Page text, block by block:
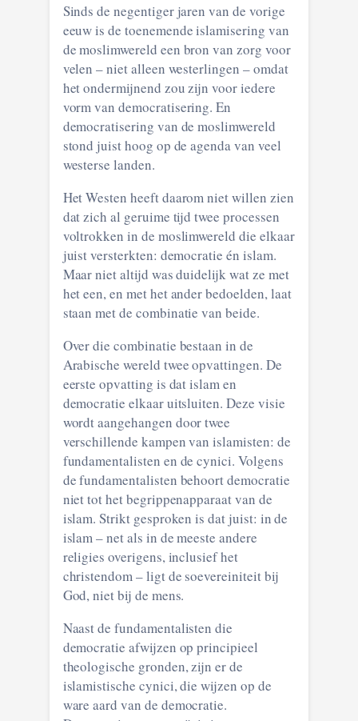
Sinds de negentiger jaren van de vorige
eeuw is de toenemende islamisering van
de moslimwereld een bron van zorg voor
velen – niet alleen westerlingen – omdat
het ondermijnend zou zijn voor iedere
vorm van democratisering. En
democratisering van de moslimwereld
stond juist hoog op de agenda van veel
westerse landen.
Het Westen heeft daarom niet willen zien
dat zich al geruime tijd twee processen
voltrokken in de moslimwereld die elkaar
juist versterkten: democratie én islam.
Maar niet altijd was duidelijk wat ze met
het een, en met het ander bedoelden, laat
staan met de combinatie van beide.
Over die combinatie bestaan in de
Arabische wereld twee opvattingen. De
eerste opvatting is dat islam en
democratie elkaar uitsluiten. Deze visie
wordt aangehangen door twee
verschillende kampen van islamisten: de
fundamentalisten en de cynici. Volgens
de fundamentalisten behoort democratie
niet tot het begrippenapparaat van de
islam. Strikt gesproken is dat juist: in de
islam – net als in de meeste andere
religies overigens, inclusief het
christendom – ligt de soevereiniteit bij
God, niet bij de mens.
Naast de fundamentalisten die
democratie afwijzen op principieel
theologische gronden, zijn er de
islamistische cynici, die wijzen op de
ware aard van de democratie.